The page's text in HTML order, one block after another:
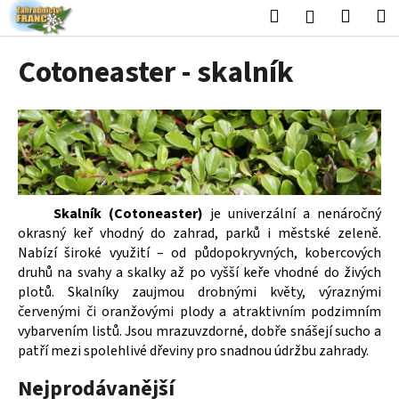
Přejít
na
obsah
HledatPřihlášení
Cotoneaster - skalník
Skalník (Cotoneaster) je univerzální a nenáročný
okrasný keř vhodný do zahrad, parků i městské zeleně.
Nabízí široké využití – od půdopokryvných, kobercových
druhů na svahy a skalky až po vyšší keře vhodné do živých
plotů. Skalníky zaujmou drobnými květy, výraznými
červenými či oranžovými plody a atraktivním podzimním
vybarvením listů. Jsou mrazuvzdorné, dobře snášejí sucho a
patří mezi spolehlivé dřeviny pro snadnou údržbu zahrady.
Nejprodávanější
K
o
o
p
o
t
e
b
u
j
e
t
e
n